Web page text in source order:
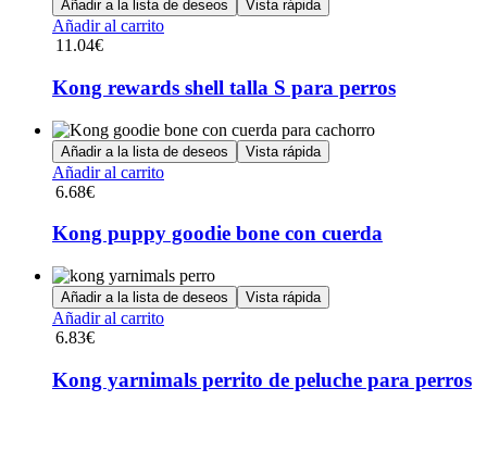
Añadir a la lista de deseos Vista rápida
Añadir al carrito
11.04€
Kong rewards shell talla S para perros
Añadir a la lista de deseos Vista rápida
Añadir al carrito
6.68€
Kong puppy goodie bone con cuerda
Añadir a la lista de deseos Vista rápida
Añadir al carrito
6.83€
Kong yarnimals perrito de peluche para perros